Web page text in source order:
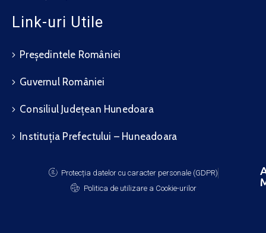
Link-uri Utile
Președintele României
Guvernul României
Consiliul Județean Hunedoara
Instituția Prefectului – Huneadoara
Protecția datelor cu caracter personale (GDPR)
Politica de utilizare a Cookie-urilor